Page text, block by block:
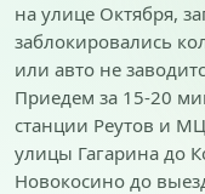
на улице Октября,
заблокировались
или авто не
Приедем за 15-20
станции Реутов и
улицы Гагарина до
Новокосино до